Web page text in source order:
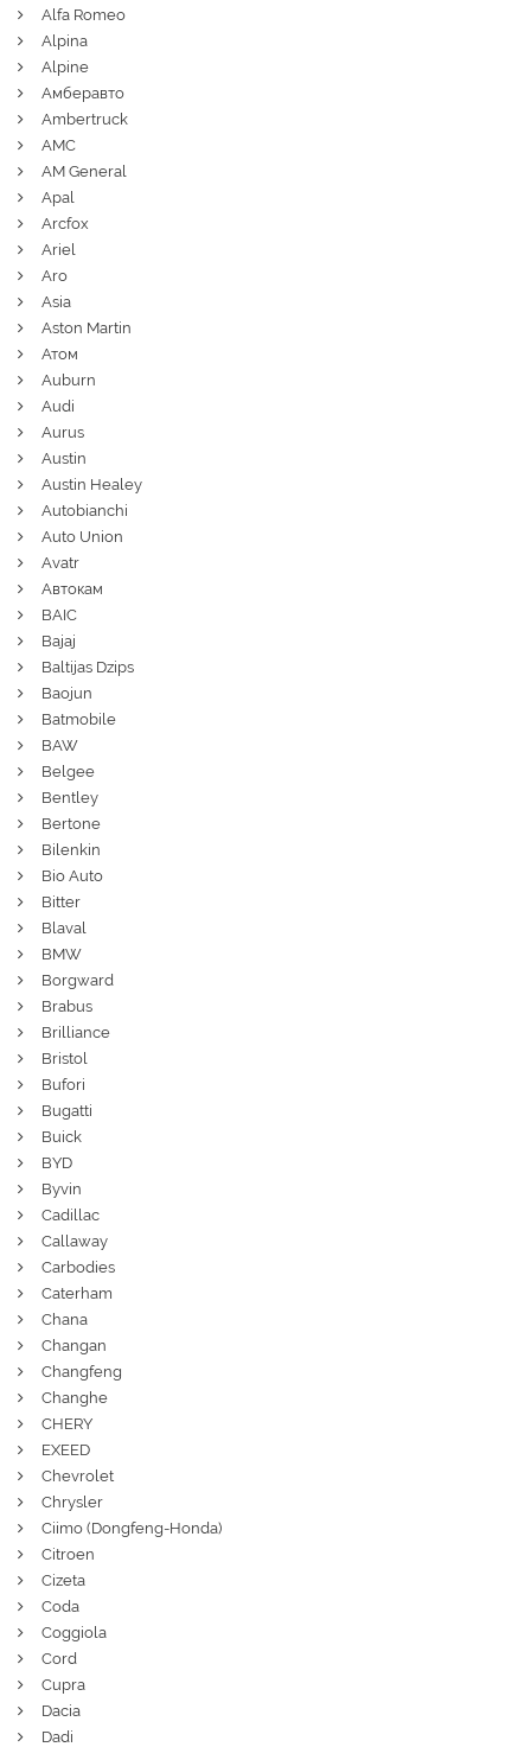
Alfa Romeo
Alpina
Alpine
Амберавто
Ambertruck
AMC
AM General
Apal
Arcfox
Ariel
Aro
Asia
Aston Martin
Атом
Auburn
Audi
Aurus
Austin
Austin Healey
Autobianchi
Auto Union
Avatr
Автокам
BAIC
Bajaj
Baltijas Dzips
Baojun
Batmobile
BAW
Belgee
Bentley
Bertone
Bilenkin
Bio Auto
Bitter
Blaval
BMW
Borgward
Brabus
Brilliance
Bristol
Bufori
Bugatti
Buick
BYD
Byvin
Cadillac
Callaway
Carbodies
Caterham
Chana
Changan
Changfeng
Changhe
CHERY
EXEED
Chevrolet
Chrysler
Ciimo (Dongfeng-Honda)
Citroen
Cizeta
Coda
Coggiola
Cord
Cupra
Dacia
Dadi